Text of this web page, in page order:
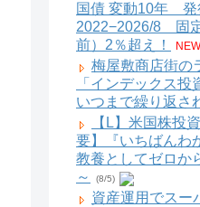
国債 変動10年
2022−2026/8 固
前）2％超え！
梅屋敷商店街の
「インデックス投
いつまで繰り返さ
【L】米国株投
要】『いちばんわ
教養としてゼロか
～
(8/5)
資産運用でスー